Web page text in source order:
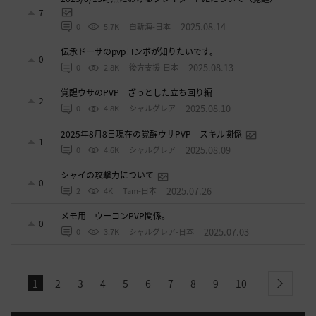
7
0 5.7K 白斬海-日本 2025.08.14
0
伝承ドーサのpvpコンボが知りたいです。
0 2.8K 後方支援-日本 2025.08.13
2
覚醒ウサのPVP ざっとした立ち回り編
0 4.8K シャルグレア 2025.08.10
1
2025年8月8日現在の覚醒ウサPVP スキル関係
0 4.6K シャルグレア 2025.08.09
0
シャイの攻撃力について
2 4K Tam-日本 2025.07.26
0
メモ用 ウーコンPVP関係。
0 3.7K シャルグレア-日本 2025.07.03
1 2 3 4 5 6 7 8 9 10 next